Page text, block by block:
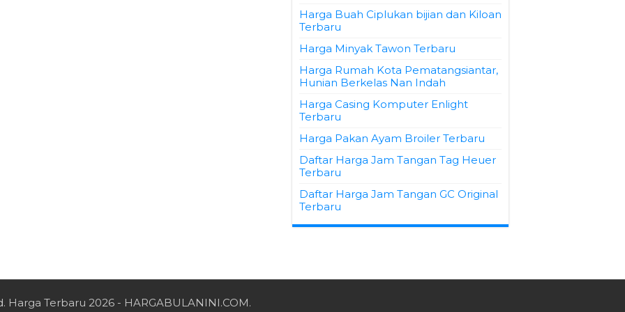
Harga Buah Ciplukan bijian dan Kiloan
Terbaru
Harga Minyak Tawon Terbaru
Harga Rumah Kota Pematangsiantar,
Hunian Berkelas Nan Indah
Harga Casing Komputer Enlight
Terbaru
Harga Pakan Ayam Broiler Terbaru
Daftar Harga Jam Tangan Tag Heuer
Terbaru
Daftar Harga Jam Tangan GC Original
Terbaru
Harga Terbaru 2026 - HARGABULANINI.COM.